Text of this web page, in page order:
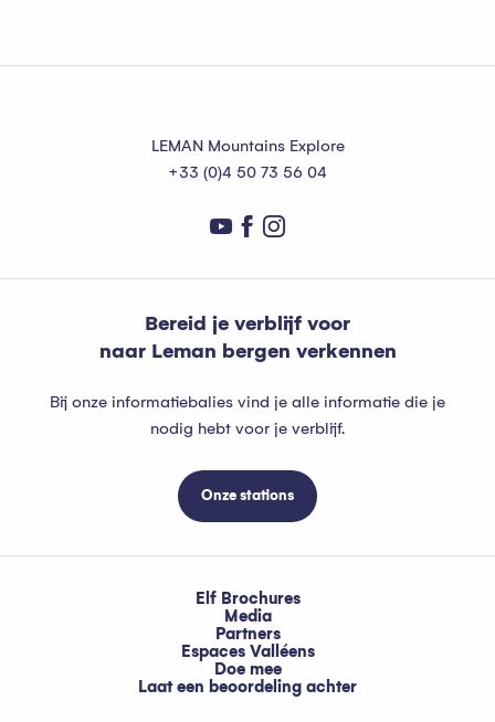
LEMAN Mountains Explore
+33 (0)4 50 73 56 04
Bereid je verblijf voor
naar Leman bergen verkennen
Bij onze informatiebalies vind je alle informatie die je
nodig hebt voor je verblijf.
Onze stations
Elf Brochures
Media
Partners
Espaces Valléens
Doe mee
Laat een beoordeling achter